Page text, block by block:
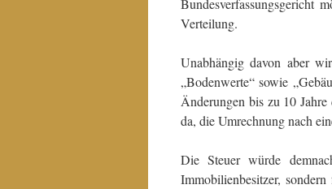
Bundesverfassungsgericht
Verteilung.
Unabhängig davon aber
„Bodenwerte“ sowie
Änderungen bis zu 10
da, die Umrechnung nach
Die Steuer würde
Immobilienbesitzer,